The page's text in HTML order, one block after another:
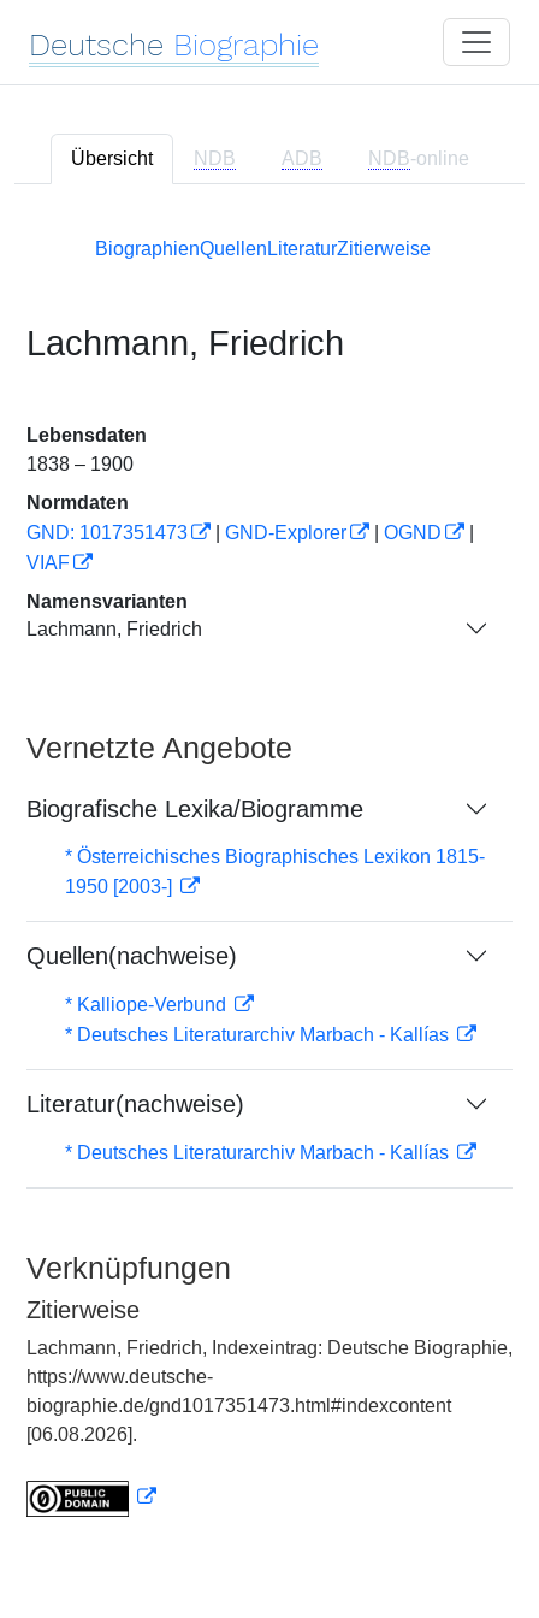
Deutsche Biographie
Übersicht NDB ADB NDB-online
BiographienQuellen LiteraturZitierweise
Lachmann, Friedrich
Lebensdaten
1838 – 1900
Normdaten
GND: 1017351473
GND-Explorer OGND
VIAF
Namensvarianten
Lachmann, Friedrich
Vernetzte Angebote
Biografische Lexika/Biogramme
* Österreichisches Biographisches Lexikon 1815-
1950 [2003-]
Quellen(nachweise)
* Kalliope-Verbund
* Deutsches Literaturarchiv Marbach - Kallías
Literatur(nachweise)
* Deutsches Literaturarchiv Marbach - Kallías
Verknüpfungen
Zitierweise
Lachmann, Friedrich, Indexeintrag: Deutsche Biographie,
https://www.deutsche-
biographie.de/gnd1017351473.html#indexcontent
[06.08.2026].